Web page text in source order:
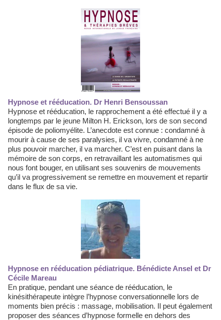
Hypnose et rééducation. Dr Henri Bensoussan
Hypnose et rééducation, le rapprochement a été effectué il y a
longtemps par le jeune Milton H. Erickson, lors de son second
épisode de poliomyélite. L’anecdote est connue : condamné à
mourir à cause de ses paralysies, il va vivre, condamné à ne
plus pouvoir marcher, il va marcher. C’est en puisant dans la
mémoire de son corps, en retravaillant les automatismes qui
nous font bouger, en utilisant ses souvenirs de mouvements
qu’il va progressivement se remettre en mouvement et repartir
dans le flux de sa vie.
Hypnose en rééducation pédiatrique. Bénédicte Ansel et Dr
Cécile Mareau
En pratique, pendant une séance de rééducation, le
kinésithérapeute intègre l’hypnose conversationnelle lors de
moments bien précis : massage, mobilisation. Il peut également
proposer des séances d’hypnose formelle en dehors des